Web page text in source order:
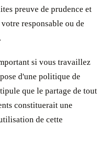
preuve de prudence et
responsable ou de
si vous travaillez
d'une politique de
que le partage de tout
constituerait une
de cette